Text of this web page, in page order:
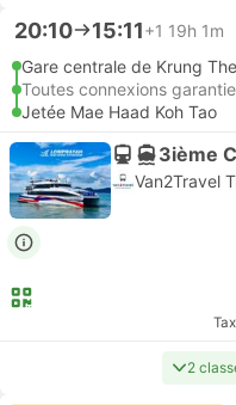
20:10 15:11+1 19h 1m
Gare centrale de Krung
Toutes connexions
Jetée Mae Haad Koh Tao
3ième
Van2Travel
2